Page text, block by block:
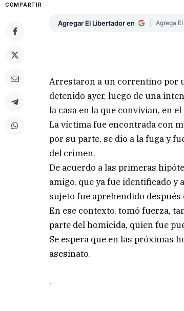
COMPARTIR
Agregar El Libertador en Agrega
Arrestaron a un correntino por
detenido ayer, luego de una
la casa en la que convivían, en
La víctima fue encontrada con
por su parte, se dio a la fuga y
del crimen.
De acuerdo a las primeras
amigo, que ya fue identificado y
sujeto fue aprehendido después
En ese contexto, tomó fuerza,
parte del homicida, quien fue
Se espera que en las próximas
asesinato.
.